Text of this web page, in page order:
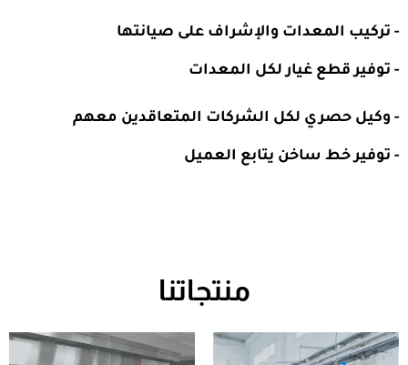
- تركيب المعدات والإشراف على صيانتها
- توفير قطع غيار لكل المعدات
- وكيل حصري لكل الشركات المتعاقدين معهم
- توفير خط ساخن يتابع العميل
منتجاتنا